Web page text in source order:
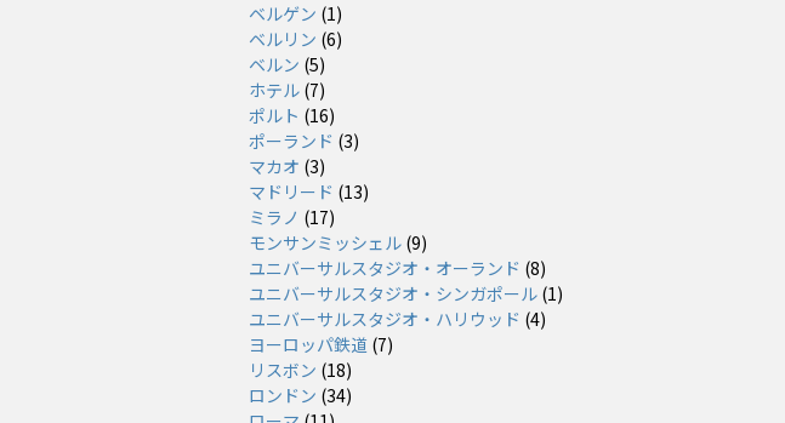
ベルゲン (1)
ベルリン (6)
ベルン (5)
ホテル (7)
ポルト (16)
ポーランド (3)
マカオ (3)
マドリード (13)
ミラノ (17)
モンサンミッシェル (9)
ユニバーサルスタジオ・オーランド (8)
ユニバーサルスタジオ・シンガポール (1)
ユニバーサルスタジオ・ハリウッド (4)
ヨーロッパ鉄道 (7)
リスボン (18)
ロンドン (34)